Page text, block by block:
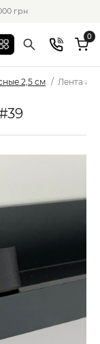
грн
0
2,5 см Лента